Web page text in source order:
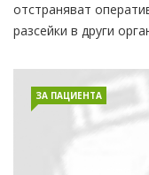
отстраняват
разсейки в други
ЗА ПАЦИЕНТА